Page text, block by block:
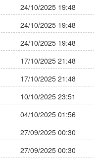
24/10/2025 19:48
24/10/2025 19:48
24/10/2025 19:48
17/10/2025 21:48
17/10/2025 21:48
10/10/2025 23:51
04/10/2025 01:56
27/09/2025 00:30
27/09/2025 00:30